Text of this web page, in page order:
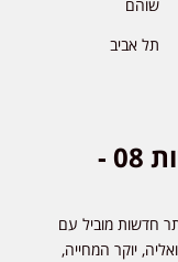
שוהם
תל אביב
חדשות אפס שמונה | חדשות 08 -
חדשות מוביל עם
יוקר המחייה,